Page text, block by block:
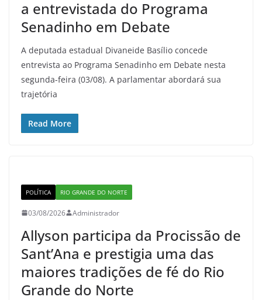
a entrevistada do Programa
Senadinho em Debate
A deputada estadual Divaneide Basílio concede
entrevista ao Programa Senadinho em Debate nesta
segunda-feira (03/08). A parlamentar abordará sua
trajetória
Read More
POLÍTICA RIO GRANDE DO NORTE
03/08/2026 Administrador
Allyson participa da Procissão de
Sant’Ana e prestigia uma das
maiores tradições de fé do Rio
Grande do Norte